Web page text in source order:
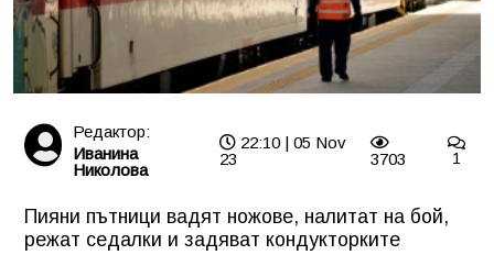
Редактор:
Иванина
Николова
22:10 | 05 Nov
23
3703 1
Пияни пътници вадят ножове, налитат на бой,
режат седалки и задяват кондукторките